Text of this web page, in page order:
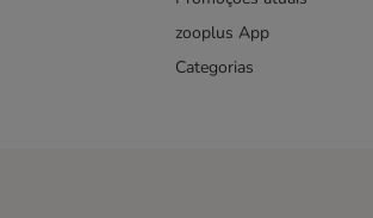
zooplus App
Categorias